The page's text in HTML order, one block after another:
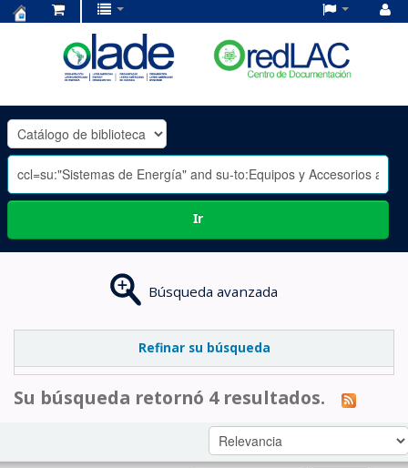
OLADE
-
Ir
Búsqueda avanzada
Refinar su búsqueda
Su búsqueda retornó 4 resultados.